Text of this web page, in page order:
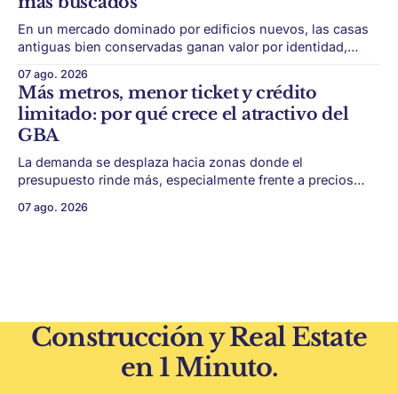
En un mercado dominado por edificios nuevos, las casas
antiguas bien conservadas ganan valor por identidad,
algunas piezas residenciales que cuentan otra historia del
barrio. En medio de torres, edificios nuevos y proyectos
premium, todavía aparecen casas de más de 100 años
07 ago. 2026
Más metros, menor ticket y crédito
limitado: por qué crece el atractivo del
GBA
La demanda se desplaza hacia zonas donde el
presupuesto rinde más, especialmente frente a precios
Conurbano vuelve a ganar protagonismo en el mapa
07 ago. 2026
Construcción y Real Estate
en 1 Minuto.